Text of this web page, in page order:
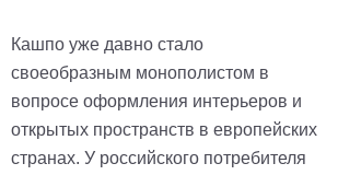
Кашпо уже давно стало
своеобразным монополистом в
вопросе оформления интерьеров и
открытых пространств в европейских
странах. У российского потребителя